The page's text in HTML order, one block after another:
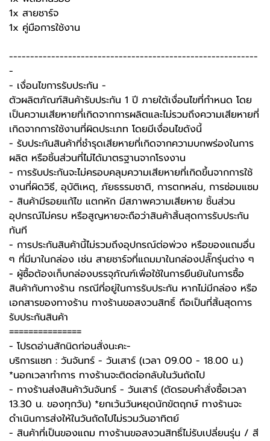
1x สายชาร์จ
1x คู่มือการใช้งาน
-----------------------------------------------------------
-
-️ เงื่อนไขการรับประกัน -️
ตัวผลิตภัณฑ์สินค้ารับประกัน 1 ปี ภายใต้เงื่อนไขที่กำหนด โดย
เป็นความเสียหายที่เกิดจากการผลิตและไม่รวมถึงความเสียหายที่
เกิดจากการใช้งานที่ผิดประเภท โดยมีเงื่อนไขดังนี้
- รับประกันสินค้าที่ชำรุดเสียหายที่เกิดจากความบกพร่องในการ
ผลิต หรือชิ้นส่วนที่ไม่ได้มาตรฐานจากโรงงาน
- การรับประกันจะไม่ครอบคลุมความเสียหายที่เกิดขึ้นจากการใช้
งานที่ผิดวิธี, อุบัติเหตุ, ภัยธรรมชาติ, การตกหล่น, การซ่อมแซม
- สินค้ามีรอยแก้ไข แตกหัก มีสภาพความเสียหาย ชิ้นส่วน
อุปกรณ์ไม่ครบ หรือสูญหายจะถือว่าสินค้าสิ้นสุดการรับประกัน
ทันที
- การประกันสินค้านี้ไม่รวมถึงอุปกรณ์ต่อพ่วง หรือของแถมอื่น
ๆ ที่มีมาในกล่อง เช่น สายชาร์จที่แถมมาในกล่องปลั๊กรุ่นต่าง ๆ
-️ ผู้ซื้อต้องเก็บกล่องบรรจุภัณฑ์เพื่อใช้ในการยืนยันในการซื้อ
สินค้ากับทางร้าน กรณีที่อยู่ในการรับประกัน หากไม่มีกล่อง หรือ
เอกสารของทางร้าน ทางร้านขอสงวนสิทธิ์ ถือเป็นที่สิ้นสุดการ
รับประกันสินค้า
===============
-️ โปรดอ่านสักนิดก่อนสั่งนะคะ-️
บริการแชท : วันจันทร์ - วันเสาร์ (เวลา 09.00 - 18.00 น.)
*นอกเวลาทำการ ทางร้านจะติดต่อกลับในวันถัดไป
- ทางร้านส่งสินค้าวันจันทร์ - วันเสาร์ (ตัดรอบคำสั่งซื้อเวลา
13.30 น. ของทุกวัน) *ยกเว้นวันหยุดนักขัตฤกษ์ ทางร้านจะ
ดำเนินการส่งให้ในวันถัดไปไม่รวมวันอาทิตย์
- สินค้าที่เป็นของแถม ทางร้านขอสงวนสิทธิ์ไม่รับเปลี่ยนรุ่น / สี